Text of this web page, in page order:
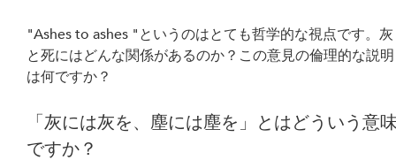
"Ashes to ashes "というのはとても哲学的な視点です。灰
と死にはどんな関係があるのか？この意見の倫理的な説明
は何ですか？
「灰には灰を、塵には塵を」とはどういう意
ですか？